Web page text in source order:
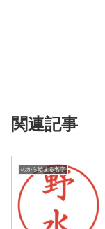
関連記事
のから始まる名字